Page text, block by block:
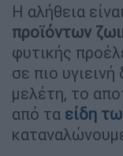
Η αλήθεια
προϊόντων
φυτικής
σε πιο
μελέτη, το
από τα είδη